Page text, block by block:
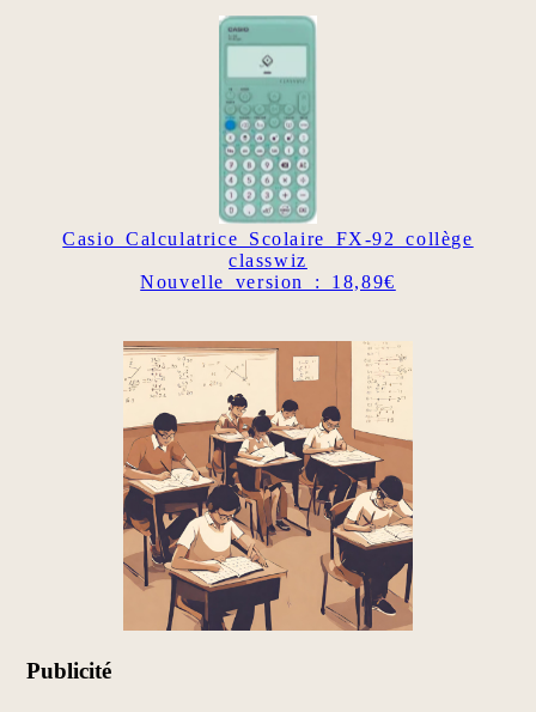
Casio Calculatrice Scolaire FX-92 collège
classwiz
Nouvelle version : 18,89€
Publicité